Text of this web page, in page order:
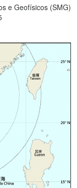
e Geofísicos (SMG)